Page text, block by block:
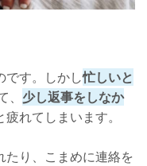
です。しかし忙しいと
、 少し返事をしなか
疲れてしまいます。
り、こまめに連絡を